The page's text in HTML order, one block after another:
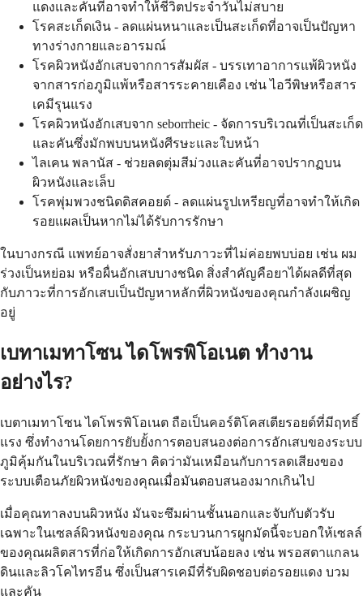
แดงและคันที่อาจทำให้ชีวิตประจำวันไม่สบาย
โรคสะเก็ดเงิน - ลดแผ่นหนาและเป็นสะเก็ดที่อาจเป็นปัญหา
ทางร่างกายและอารมณ์
โรคผิวหนังอักเสบจากการสัมผัส - บรรเทาอาการแพ้ผิวหนัง
จากสารก่อภูมิแพ้หรือสารระคายเคือง เช่น ไอวีพิษหรือสาร
เคมีรุนแรง
โรคผิวหนังอักเสบจาก seborrheic - จัดการบริเวณที่เป็นสะเก็ด
และคันซึ่งมักพบบนหนังศีรษะและใบหน้า
ไลเคน พลานัส - ช่วยลดตุ่มสีม่วงและคันที่อาจปรากฏบน
ผิวหนังและเล็บ
โรคพุ่มพวงชนิดดิสคอยด์ - ลดแผ่นรูปเหรียญที่อาจทำให้เกิด
รอยแผลเป็นหากไม่ได้รับการรักษา
ในบางกรณี แพทย์อาจสั่งยาสำหรับภาวะที่ไม่ค่อยพบบ่อย เช่น ผม
ร่วงเป็นหย่อม หรือผื่นอักเสบบางชนิด สิ่งสำคัญคือยาได้ผลดีที่สุด
กับภาวะที่การอักเสบเป็นปัญหาหลักที่ผิวหนังของคุณกำลังเผชิญ
อยู่
เบทาเมทาโซน ไดโพรพิโอเนต ทำงาน
อย่างไร?
เบตาเมทาโซน ไดโพรพิโอเนต ถือเป็นคอร์ติโคสเตียรอยด์ที่มีฤทธิ์
แรง ซึ่งทำงานโดยการยับยั้งการตอบสนองต่อการอักเสบของระบบ
ภูมิคุ้มกันในบริเวณที่รักษา คิดว่ามันเหมือนกับการลดเสียงของ
ระบบเตือนภัยผิวหนังของคุณเมื่อมันตอบสนองมากเกินไป
เมื่อคุณทาลงบนผิวหนัง มันจะซึมผ่านชั้นนอกและจับกับตัวรับ
เฉพาะในเซลล์ผิวหนังของคุณ กระบวนการผูกมัดนี้จะบอกให้เซลล์
ของคุณผลิตสารที่ก่อให้เกิดการอักเสบน้อยลง เช่น พรอสตาแกลน
ดินและลิวโคไทรอีน ซึ่งเป็นสารเคมีที่รับผิดชอบต่อรอยแดง บวม
และคัน